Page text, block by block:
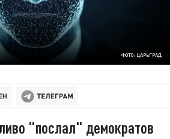
ФОТО: ЦАРЬГРАД
"послал" демократов